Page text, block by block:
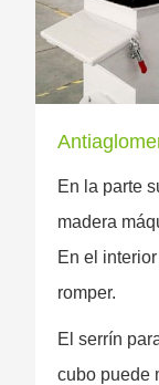
En la parte
madera
En el
romper.
El serrín
cubo puede